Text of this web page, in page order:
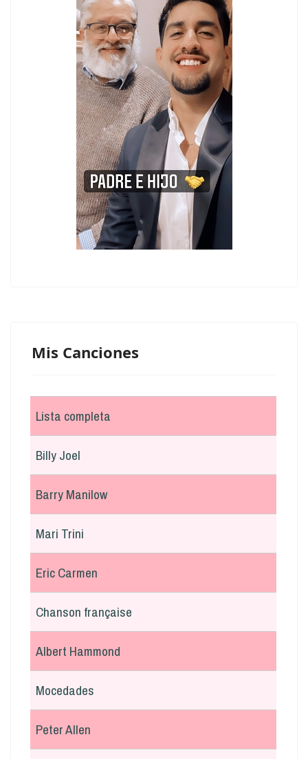
Mis Canciones
Lista completa
Billy Joel
Barry Manilow
Mari Trini
Eric Carmen
Chanson française
Albert Hammond
Mocedades
Peter Allen